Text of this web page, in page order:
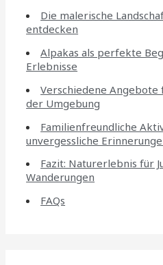
Die malerische
entdecken
Alpakas als perfekte
Erlebnisse
Verschiedene
der Umgebung
Familienfreundliche
unvergessliche
Fazit: Naturerlebnis für
Wanderungen
FAQs